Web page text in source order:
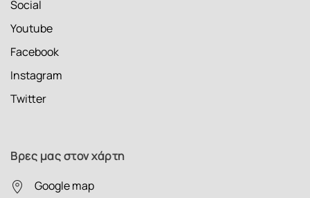
Social
Youtube
Facebook
Instagram
Twitter
Βρες μας στον χάρτη
Google map